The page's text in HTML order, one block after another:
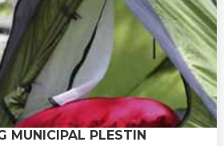
MUNICIPAL PLESTIN